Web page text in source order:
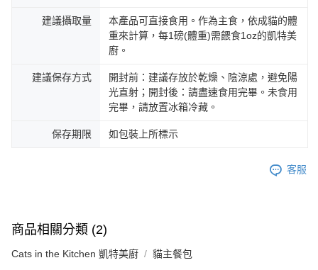
建議攝取量
本產品可直接食用。作為主食，依成貓的體
重來計算，每1磅(體重)需餵食1oz的凱特美
廚。
建議保存方式
開封前：建議存放於乾燥、陰涼處，避免陽
光直射；開封後：請盡速食用完畢。未食用
完畢，請放置冰箱冷藏。
保存期限 如包裝上所標示
客服
商品相關分類 (2)
Cats in the Kitchen 凱特美廚 貓主餐包